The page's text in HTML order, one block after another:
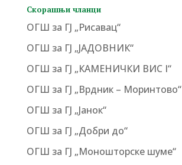
Скорашњи чланци
ОГШ за ГЈ „Рисавац“
ОГШ за ГЈ „ЈАДОВНИК“
ОГШ за ГЈ „КАМЕНИЧКИ ВИС I“
ОГШ за ГЈ „Врдник – Моринтово“
ОГШ за ГЈ „Јанок“
ОГШ за ГЈ „Добри до“
ОГШ за ГЈ „Моношторске шуме“